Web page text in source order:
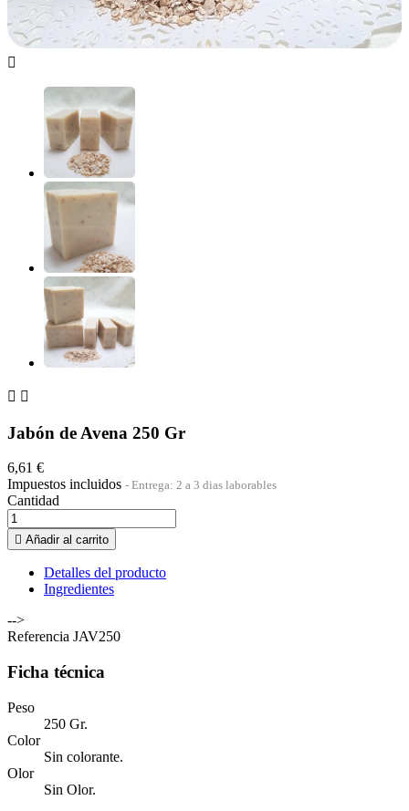

 
Jabón de Avena 250 Gr
6,61 €
Impuestos incluidos
Entrega: 2 a 3 dias laborables
Cantidad
 Añadir al carrito
Detalles del producto
Ingredientes
-->
Referencia JAV250
Ficha técnica
Peso
250 Gr.
Color
Sin colorante.
Olor
Sin Olor.